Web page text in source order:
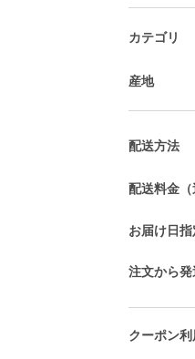
カテゴリ
産地
配送方法
配送料金（
お届け日指
注文から
クーポン